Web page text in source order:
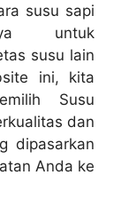
susu sapi
untuk
susu lain
ini, kita
Susu
dan
dipasarkan
Anda ke